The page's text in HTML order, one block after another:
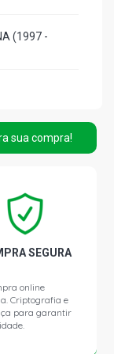
(1997 -
sua compra!
SEGURA
online
Criptografia e
para garantir